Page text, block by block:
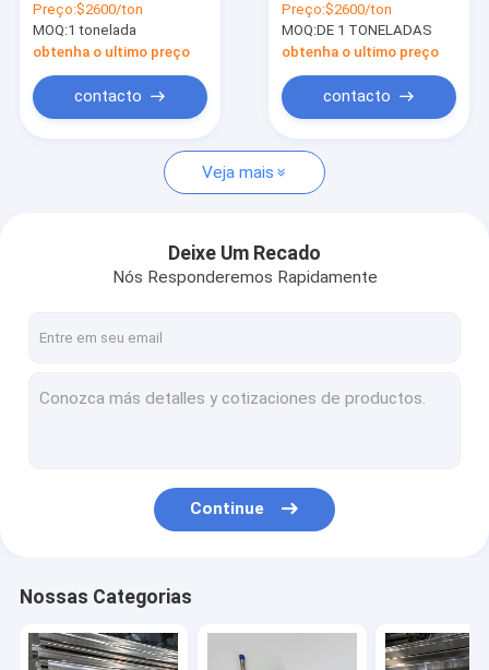
Produtos
Vídeos
tubo 40mm de ASTM
304L
Preço:$2600/ton
MOQ:1 tonelada
obtenha o ultimo preço
contacto
ruído 2448 2391 o
revestimento de
ASTM A240 304 No.4
Preço:$2600/ton
MOQ:DE 1 TONELADAS
obtenha o ultimo preço
contacto
Veja mais
Deixe Um Recado
Nós Responderemos Rapidamente
Continue
Nossas Categorias